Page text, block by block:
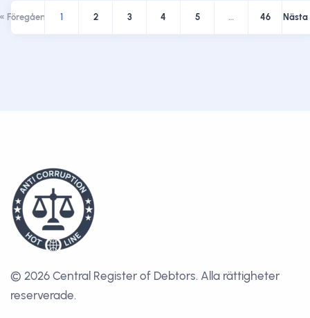
« Föregående 1 2 3 4 5 … 46 Nästa
© 2026 Central Register of Debtors. Alla rättigheter
reserverade.